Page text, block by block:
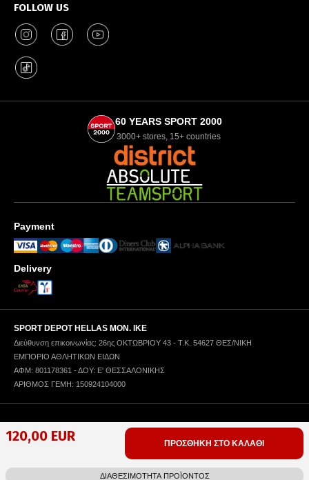
120,00 EUR ΠΡΟΣΘΗΚΗ ΣΤΟ ΚΑΛΑΘΙ
ΔΙΑΘΕΣΙΜΟΤΗΤΑ ΠΡΟΪΟΝΤΟΣ
FOLLOW US
60 YEARS SPORT 2000
3000+ stores, 15+ countries
Payment
Delivery
SPORT DEPOT HELLAS ΜΟΝ. ΙΚΕ
Διεύθυνση επικοινωνίας: 26ης ΟΚΤΩΒΡΙΟΥ 43 - Τ.Κ. 54627 ΘΕΣ/ΝΙΚΗ
ΕΜΠΟΡΙΟ ΑΘΛΗΤΙΚΩΝ ΕΙΔΩΝ
ΑΦΜ: 801178361 - ΔΟΥ: Ε' ΘΕΣΣΑΛΟΝΙΚΗΣ
ΑΡΙΘΜΟΣ ΓΕΜΗ: 150924104000
Πολιτική Απορρήτου Όροι Χρήσης
Copyright © 1996-2025 SPORT DEPOT SA
Web design & development by ICYGEN